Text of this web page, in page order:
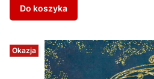
Do koszyka
Okazja